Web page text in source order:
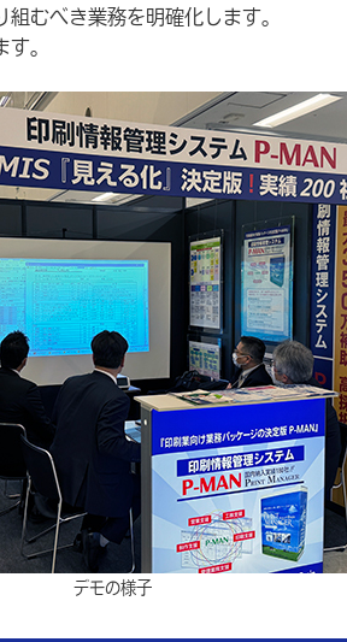
むべき業務を明確化します。
。
デモの様子